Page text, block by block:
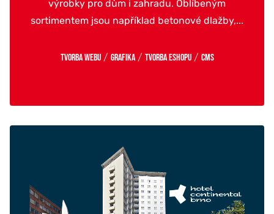
výrobky pro dům i zahradu. Oblíbeným
sortimentem jsou například betonové dlažby,...
Tvorba webu / Grafika / Tvorba eshopu / CMS